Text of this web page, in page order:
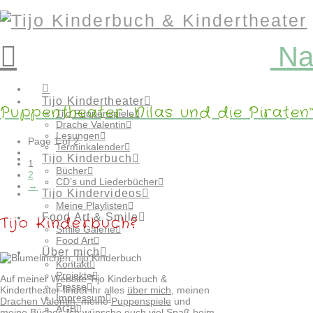
Tijo Kindertheater
Tijo Puppenspiele
Drache Valentin
Lesungen
Terminkalender
Tijo Kinderbuch
Bücher
CD’s und Liederbücher
Tijo Kindervideos
Meine Playlisten
Food Art & Smile
Smile Galerie
Food Art
Über mich
Kontakt
Projekte
Presse
Impressum
AGB
Puppentheater „Nilas und die
Page 1 of 2
1
2
→
Tijo Kinderbuch?
Auf meiner Website Tijo Kinderbuch &
Kindertheater findet ihr alles über mich , meinen
Drachen Valentin, meinePuppenspiele und